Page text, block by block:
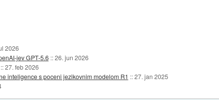
2026
jev GPT-5.6 ::26. jun 2026
::27. feb 2026
inteligence s poceni jezikovnim modelom R1 ::27. jan 2025